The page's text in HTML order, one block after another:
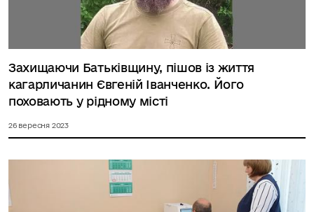
Захищаючи Батьківщину, пішов із життя
кагарличанин Євгеній Іванченко. Його
поховають у рідному місті
26 вересня 2023